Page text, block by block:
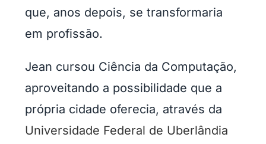
que, anos depois, se transformaria
em profissão.
Jean cursou Ciência da Computação,
aproveitando a possibilidade que a
própria cidade oferecia, através da
Universidade Federal de Uberlândia